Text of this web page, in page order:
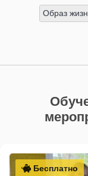
Образ
Бесплатно